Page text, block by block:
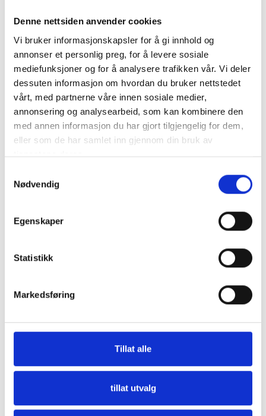
Denne nettsiden anvender cookies
Vi bruker informasjonskapsler for å gi innhold og
annonser et personlig preg, for å levere sosiale
mediefunksjoner og for å analysere trafikken vår. Vi deler
dessuten informasjon om hvordan du bruker nettstedet
vårt, med partnerne våre innen sosiale medier,
annonsering og analysearbeid, som kan kombinere den
med annen informasjon du har gjort tilgjengelig for dem,
eller som de har samlet inn gjennom din bruk av
tjenestene deres.
Nødvendig
Egenskaper
Statistikk
Markedsføring
Tillat alle
tillat utvalg
Kontrollutvalget
Nyheter
Diverse
Kommunalrett
Kontrollutvalg
Kontrollutvalgssekretariat
Opplæringspakke for kontrollutvalg
Kommunalrett
Kontrollutvalgssekretariat
Publikasjoner